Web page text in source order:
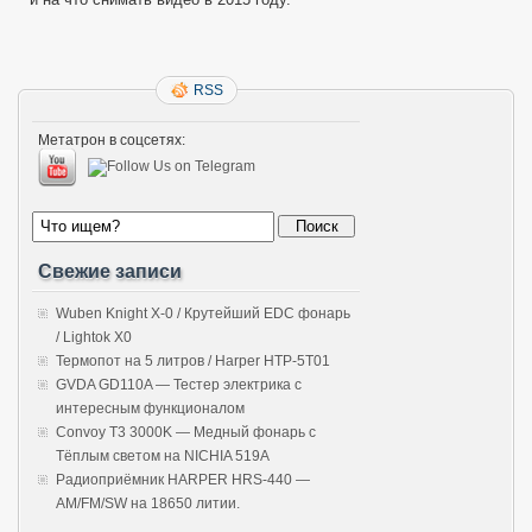
RSS
Метатрон в соцсетях:
Свежие записи
Wuben Knight X-0 / Крутейший EDC фонарь
/ Lightok X0
Термопот на 5 литров / Harper HTP-5T01
GVDA GD110A — Тестер электрика с
интересным функционалом
Convoy T3 3000K — Медный фонарь с
Тёплым светом на NICHIA 519A
Радиоприёмник HARPER HRS-440 —
AM/FM/SW на 18650 литии.